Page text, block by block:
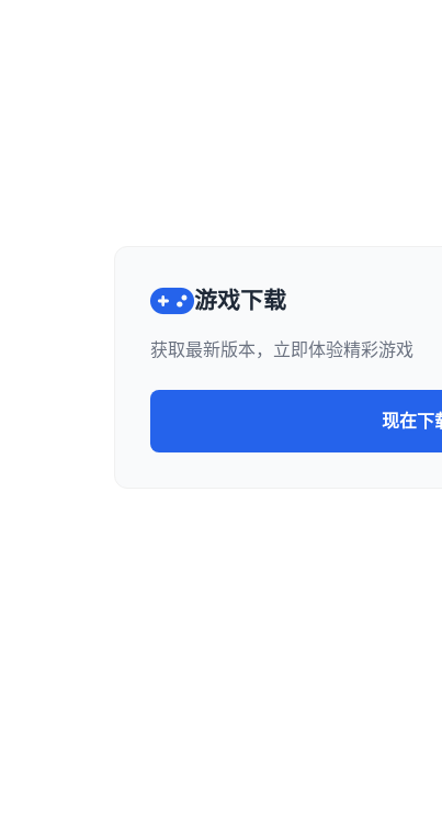
游戏下载
获取最新版本，立即体验精彩游戏
现在下